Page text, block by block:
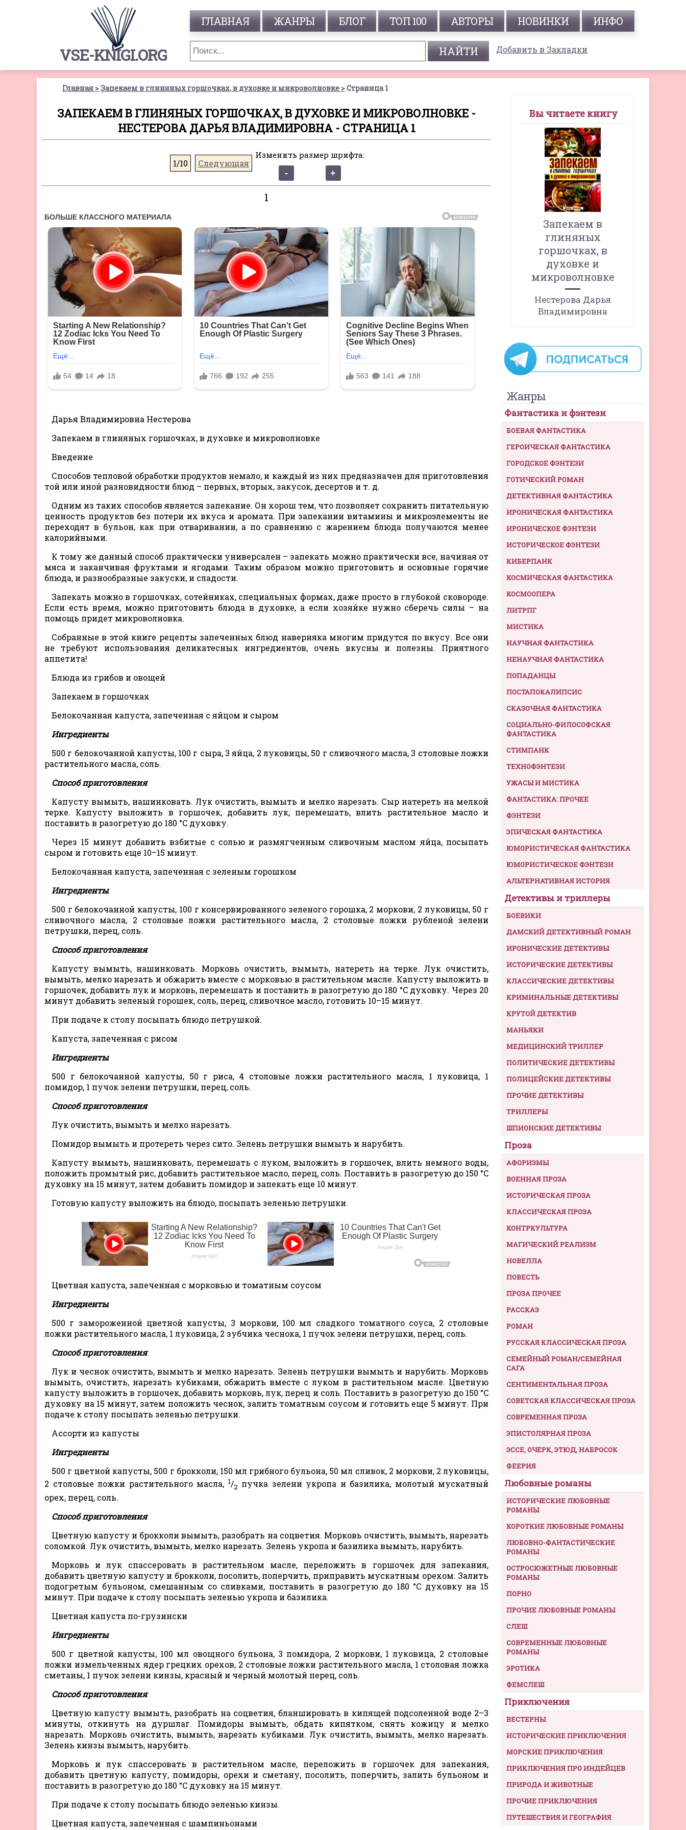
VSE-KNIGI.ORG
ГЛАВНАЯ ЖАНРЫ БЛОГ ТОП 100 АВТОРЫ НОВИНКИ ИНФО
Добавить в Закладки
Главная Запекаем в глиняных горшочках, в духовке и микроволновке Страница 1
ЗАПЕКАЕМ В ГЛИНЯНЫХ ГОРШОЧКАХ, В ДУХОВКЕ И МИКРОВОЛНОВКЕ -
НЕСТЕРОВА ДАРЬЯ ВЛАДИМИРОВНА - СТРАНИЦА 1
1/10 Следующая
Изменить размер шрифта:
1
Дарья Владимировна Нестерова
Запекаем в глиняных горшочках, в духовке и микроволновке
Введение
Способов тепловой обработки продуктов немало, и каждый из них предназначен для приготовления
той или иной разновидности блюд – первых, вторых, закусок, десертов и т. д.
Одним из таких способов является запекание. Он хорош тем, что позволяет сохранить питательную
ценность продуктов без потери их вкуса и аромата. При запекании витамины и микроэлементы не
переходят в бульон, как при отваривании, а по сравнению с жарением блюда получаются менее
калорийными.
К тому же данный способ практически универсален – запекать можно практически все, начиная от
мяса и заканчивая фруктами и ягодами. Таким образом можно приготовить и основные горячие
блюда, и разнообразные закуски, и сладости.
Запекать можно в горшочках, сотейниках, специальных формах, даже просто в глубокой сковороде.
Если есть время, можно приготовить блюда в духовке, а если хозяйке нужно сберечь силы – на
помощь придет микроволновка.
Собранные в этой книге рецепты запеченных блюд наверняка многим придутся по вкусу. Все они
не требуют использования деликатесных ингредиентов, очень вкусны и полезны. Приятного
аппетита!
Блюда из грибов и овощей
Запекаем в горшочках
Белокочанная капуста, запеченная с яйцом и сыром
Ингредиенты
500 г белокочанной капусты, 100 г сыра, 3 яйца, 2 луковицы, 50 г сливочного масла, 3 столовые ложки
растительного масла, соль.
Способ приготовления
Капусту вымыть, нашинковать. Лук очистить, вымыть и мелко нарезать. Сыр натереть на мелкой
терке. Капусту выложить в горшочек, добавить лук, перемешать, влить растительное масло и
поставить в разогретую до 180 °C духовку.
Через 15 минут добавить взбитые с солью и размягченным сливочным маслом яйца, посыпать
сыром и готовить еще 10–15 минут.
Белокочанная капуста, запеченная с зеленым горошком
Ингредиенты
500 г белокочанной капусты, 100 г консервированного зеленого горошка, 2 моркови, 2 луковицы, 50 г
сливочного масла, 2 столовые ложки растительного масла, 2 столовые ложки рубленой зелени
петрушки, перец, соль.
Способ приготовления
Капусту вымыть, нашинковать. Морковь очистить, вымыть, натереть на терке. Лук очистить,
вымыть, мелко нарезать и обжарить вместе с морковью в растительном масле. Капусту выложить в
горшочек, добавить лук и морковь, перемешать и поставить в разогретую до 180 °C духовку. Через 20
минут добавить зеленый горошек, соль, перец, сливочное масло, готовить 10–15 минут.
При подаче к столу посыпать блюдо петрушкой.
Капуста, запеченная с рисом
Ингредиенты
500 г белокочанной капусты, 50 г риса, 4 столовые ложки растительного масла, 1 луковица, 1
помидор, 1 пучок зелени петрушки, перец, соль.
Способ приготовления
Лук очистить, вымыть и мелко нарезать.
Помидор вымыть и протереть через сито. Зелень петрушки вымыть и нарубить.
Капусту вымыть, нашинковать, перемешать с луком, выложить в горшочек, влить немного воды,
положить промытый рис, добавить растительное масло, перец, соль. Поставить в разогретую до 150 °C
духовку на 15 минут, затем добавить помидор и запекать еще 10 минут.
Готовую капусту выложить на блюдо, посыпать зеленью петрушки.
Цветная капуста, запеченная с морковью и томатным соусом
Ингредиенты
500 г замороженной цветной капусты, 3 моркови, 100 мл сладкого томатного соуса, 2 столовые
ложки растительного масла, 1 луковица, 2 зубчика чеснока, 1 пучок зелени петрушки, перец, соль.
Способ приготовления
Лук и чеснок очистить, вымыть и мелко нарезать. Зелень петрушки вымыть и нарубить. Морковь
вымыть, очистить, нарезать кубиками, обжарить вместе с луком в растительном масле. Цветную
капусту выложить в горшочек, добавить морковь, лук, перец и соль. Поставить в разогретую до 150 °C
духовку на 15 минут, затем положить чеснок, залить томатным соусом и готовить еще 5 минут. При
подаче к столу посыпать зеленью петрушки.
Ассорти из капусты
Ингредиенты
500 г цветной капусты, 500 г брокколи, 150 мл грибного бульона, 50 мл сливок, 2 моркови, 2 луковицы,
2 столовые ложки растительного масла, 1/2 пучка зелени укропа и базилика, молотый мускатный
орех, перец, соль.
Способ приготовления
Цветную капусту и брокколи вымыть, разобрать на соцветия. Морковь очистить, вымыть, нарезать
соломкой. Лук очистить, вымыть, мелко нарезать. Зелень укропа и базилика вымыть, нарубить.
Морковь и лук спассеровать в растительном масле, переложить в горшочек для запекания,
добавить цветную капусту и брокколи, посолить, поперчить, приправить мускатным орехом. Залить
подогретым бульоном, смешанным со сливками, поставить в разогретую до 180 °C духовку на 15
минут. При подаче к столу посыпать зеленью укропа и базилика.
Цветная капуста по-грузински
Ингредиенты
500 г цветной капусты, 100 мл овощного бульона, 3 помидора, 2 моркови, 1 луковица, 2 столовые
ложки измельченных ядер грецких орехов, 2 столовые ложки растительного масла, 1 столовая ложка
сметаны, 1 пучок зелени кинзы, красный и черный молотый перец, соль.
Способ приготовления
Цветную капусту вымыть, разобрать на соцветия, бланшировать в кипящей подсоленной воде 2–3
минуты, откинуть на дуршлаг. Помидоры вымыть, обдать кипятком, снять кожицу и мелко
нарезать. Морковь очистить, вымыть, нарезать кубиками. Лук очистить, вымыть, мелко нарезать.
Зелень кинзы вымыть, нарубить.
Морковь и лук спассеровать в растительном масле, переложить в горшочек для запекания,
добавить цветную капусту, помидоры, орехи и сметану, посолить, поперчить, залить бульоном и
поставить в разогретую до 180 °C духовку на 15 минут.
При подаче к столу посыпать блюдо зеленью кинзы.
Цветная капуста, запеченная с шампиньонами
Вы читаете книгу
Запекаем в
глиняных
горшочках, в
духовке и
микроволновке
Нестерова Дарья
Владимировна
Жанры
Фантастика и фэнтези
БОЕВАЯ ФАНТАСТИКА
ГЕРОИЧЕСКАЯ ФАНТАСТИКА
ГОРОДСКОЕ ФЭНТЕЗИ
ГОТИЧЕСКИЙ РОМАН
ДЕТЕКТИВНАЯ ФАНТАСТИКА
ИРОНИЧЕСКАЯ ФАНТАСТИКА
ИРОНИЧЕСКОЕ ФЭНТЕЗИ
ИСТОРИЧЕСКОЕ ФЭНТЕЗИ
КИБЕРПАНК
КОСМИЧЕСКАЯ ФАНТАСТИКА
КОСМООПЕРА
ЛИТРПГ
МИСТИКА
НАУЧНАЯ ФАНТАСТИКА
НЕНАУЧНАЯ ФАНТАСТИКА
ПОПАДАНЦЫ
ПОСТАПОКАЛИПСИС
СКАЗОЧНАЯ ФАНТАСТИКА
СОЦИАЛЬНО-ФИЛОСОФСКАЯ
ФАНТАСТИКА
СТИМПАНК
ТЕХНОФЭНТЕЗИ
УЖАСЫ И МИСТИКА
ФАНТАСТИКА: ПРОЧЕЕ
ФЭНТЕЗИ
ЭПИЧЕСКАЯ ФАНТАСТИКА
ЮМОРИСТИЧЕСКАЯ ФАНТАСТИКА
ЮМОРИСТИЧЕСКОЕ ФЭНТЕЗИ
АЛЬТЕРНАТИВНАЯ ИСТОРИЯ
Детективы и триллеры
БОЕВИКИ
ДАМСКИЙ ДЕТЕКТИВНЫЙ РОМАН
ИРОНИЧЕСКИЕ ДЕТЕКТИВЫ
ИСТОРИЧЕСКИЕ ДЕТЕКТИВЫ
КЛАССИЧЕСКИЕ ДЕТЕКТИВЫ
КРИМИНАЛЬНЫЕ ДЕТЕКТИВЫ
КРУТОЙ ДЕТЕКТИВ
МАНЬЯКИ
МЕДИЦИНСКИЙ ТРИЛЛЕР
ПОЛИТИЧЕСКИЕ ДЕТЕКТИВЫ
ПОЛИЦЕЙСКИЕ ДЕТЕКТИВЫ
ПРОЧИЕ ДЕТЕКТИВЫ
ТРИЛЛЕРЫ
ШПИОНСКИЕ ДЕТЕКТИВЫ
Проза
АФОРИЗМЫ
ВОЕННАЯ ПРОЗА
ИСТОРИЧЕСКАЯ ПРОЗА
КЛАССИЧЕСКАЯ ПРОЗА
КОНТРКУЛЬТУРА
МАГИЧЕСКИЙ РЕАЛИЗМ
НОВЕЛЛА
ПОВЕСТЬ
ПРОЗА ПРОЧЕЕ
РАССКАЗ
РОМАН
РУССКАЯ КЛАССИЧЕСКАЯ ПРОЗА
СЕМЕЙНЫЙ РОМАН/СЕМЕЙНАЯ
САГА
СЕНТИМЕНТАЛЬНАЯ ПРОЗА
СОВЕТСКАЯ КЛАССИЧЕСКАЯ ПРОЗА
СОВРЕМЕННАЯ ПРОЗА
ЭПИСТОЛЯРНАЯ ПРОЗА
ЭССЕ, ОЧЕРК, ЭТЮД, НАБРОСОК
ФЕЕРИЯ
Любовные романы
ИСТОРИЧЕСКИЕ ЛЮБОВНЫЕ
РОМАНЫ
КОРОТКИЕ ЛЮБОВНЫЕ РОМАНЫ
ЛЮБОВНО-ФАНТАСТИЧЕСКИЕ
РОМАНЫ
ОСТРОСЮЖЕТНЫЕ ЛЮБОВНЫЕ
РОМАНЫ
ПОРНО
ПРОЧИЕ ЛЮБОВНЫЕ РОМАНЫ
СЛЕШ
СОВРЕМЕННЫЕ ЛЮБОВНЫЕ
РОМАНЫ
ЭРОТИКА
ФЕМСЛЕШ
Приключения
ВЕСТЕРНЫ
ИСТОРИЧЕСКИЕ ПРИКЛЮЧЕНИЯ
МОРСКИЕ ПРИКЛЮЧЕНИЯ
ПРИКЛЮЧЕНИЯ ПРО ИНДЕЙЦЕВ
ПРИРОДА И ЖИВОТНЫЕ
ПРОЧИЕ ПРИКЛЮЧЕНИЯ
ПУТЕШЕСТВИЯ И ГЕОГРАФИЯ